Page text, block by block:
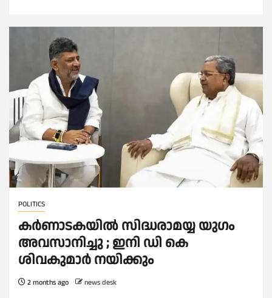
POLITICS
കര്‍ണാടകയില്‍ സിദ്ധരാമയ്യ യുഗം
അവസാനിച്ചു ; ഇനി ഡി കെ
ശിവകുമാർ നയിക്കും
2 months ago news desk